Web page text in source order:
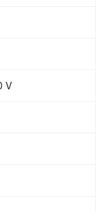
V